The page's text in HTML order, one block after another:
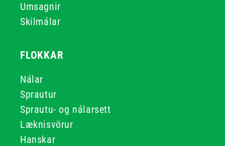
Umsagnir
Skilmálar
FLOKKAR
Nálar
Sprautur
Sprautu- og nálarsett
Læknisvörur
Hanskar